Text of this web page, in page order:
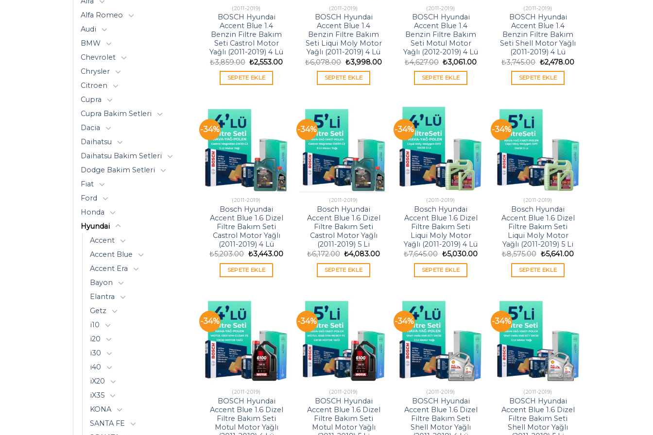
Alfa Romeo
Audi
BMW
Chevrolet
Chrysler
Citroen
Cupra
Cupra Bakim Setleri
Dacia
Daihatsu
Daihatsu Bakim Setleri
Dodge Bakim Setleri
Fiat
Ford
Honda
Hyundai
Accent
Accent Blue
Accent Era
Bayon
Elantra
Getz
i10
i20
i30
i40
iX20
iX35
KONA
SANTA FE
(2011-2019)
BOSCH Hyundai
Accent Blue 1.4
Benzin Filtre Bakım
Seti Castrol Motor
Yağlı (2011-2019) 4 Lü
₺3,859.00 Orijinal
fiyat:
₺3,859.00.
₺2,553.00Şu
SEPETE EKLE
(2011-2019)
BOSCH Hyundai
Accent Blue 1.4
Benzin Filtre Bakım
Seti Liqui Moly Motor
Yağlı (2011-2019) 4 Lü
₺6,078.00 Orijinal
fiyat:
₺6,078.00.
₺3,998.00Şu
₺3,998.00.
SEPETE EKLE
(2011-2019)
BOSCH Hyundai
Accent Blue 1.4
Benzin Filtre Bakım
Seti Motul Motor
Yağlı (2012-2019) 4 Lü
₺4,627.00 Orijinal
fiyat:
₺4,627.00.
₺3,061.00Şu
SEPETE EKLE
(2011-2019)
BOSCH Hyundai
Accent Blue 1.4
Benzin Filtre Bakım
Seti Shell Motor Yağlı
(2011-2019) 4 Lü
₺3,745.00 Orijinal
fiyat:
₺3,745.00.
₺2,478.00Şu
SEPETE EKLE
-34%
(2011-2019)
Bosch Hyundai
Accent Blue 1.6 Dizel
Filtre Bakım Seti
Castrol Motor Yağlı
(2011-2019) 4 Lü
₺5,203.00 Orijinal
fiyat:
₺5,203.00.
₺3,443.00Şu
SEPETE EKLE
-34%
(2011-2019)
Bosch Hyundai
Accent Blue 1.6 Dizel
Filtre Bakım Seti
Castrol Motor Yağlı
(2011-2019) 5 Li
₺6,172.00 Orijinal
fiyat:
₺6,172.00.
₺4,083.00Şu
SEPETE EKLE
-34%
(2011-2019)
Bosch Hyundai
Accent Blue 1.6 Dizel
Filtre Bakım Seti
Liqui Moly Motor
Yağlı (2011-2019) 4 Lü
₺7,645.00 Orijinal
fiyat:
₺7,645.00.
₺5,030.00Şu
SEPETE EKLE
-34%
(2011-2019)
Bosch Hyundai
Accent Blue 1.6 Dizel
Filtre Bakım Seti
Liqui Moly Motor
Yağlı (2011-2019) 5 Li
₺8,575.00 Orijinal
fiyat:
₺8,575.00.
₺5,641.00Şu
SEPETE EKLE
-34%
(2011-2019)
BOSCH Hyundai
Accent Blue 1.6 Dizel
Filtre Bakım Seti
Motul Motor Yağlı
-34%
(2011-2019)
BOSCH Hyundai
Accent Blue 1.6 Dizel
Filtre Bakım Seti
Motul Motor Yağlı
-34%
(2011-2019)
BOSCH Hyundai
Accent Blue 1.6 Dizel
Filtre Bakım Seti
Shell Motor Yağlı
-34%
(2011-2019)
BOSCH Hyundai
Accent Blue 1.6 Dizel
Filtre Bakım Seti
Shell Motor Yağlı